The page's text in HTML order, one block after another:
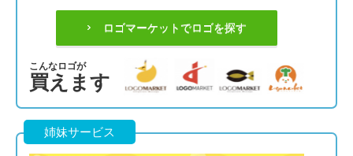
ロゴマーケットでロゴを探す
こんなロゴが
買えます
姉妹サービス